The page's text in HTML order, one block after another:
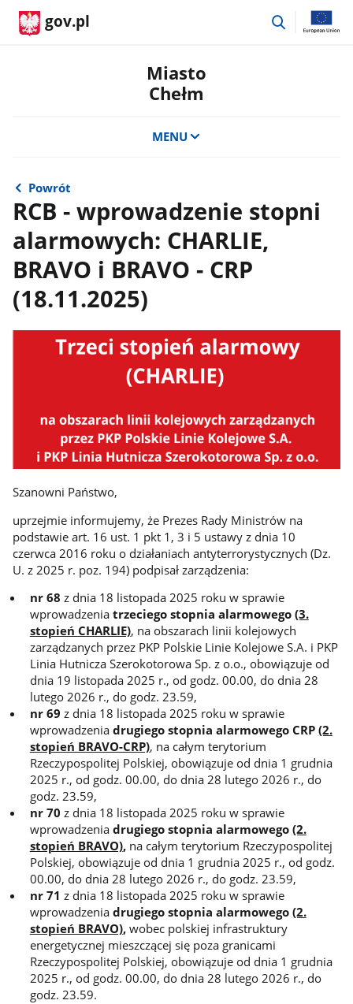
gov.pl
przejdź
Miasto
Chełm
MENU
Powrót
RCB - wprowadzenie stopni
alarmowych: CHARLIE,
BRAVO i BRAVO - CRP
(18.11.2025)
Szanowni Państwo,
uprzejmie informujemy, że Prezes Rady Ministrów na
podstawie art. 16 ust. 1 pkt 1, 3 i 5 ustawy z dnia 10
czerwca 2016 roku o działaniach antyterrorystycznych (Dz.
U. z 2025 r. poz. 194) podpisał zarządzenia:
nr 68 z dnia 18 listopada 2025 roku w sprawie
wprowadzenia trzeciego stopnia alarmowego (3.
stopień CHARLIE), na obszarach linii kolejowych
zarządzanych przez PKP Polskie Linie Kolejowe S.A. i PKP
Linia Hutnicza Szerokotorowa Sp. z o.o., obowiązuje od
dnia 19 listopada 2025 r., od godz. 00.00, do dnia 28
lutego 2026 r., do godz. 23.59,
nr 69 z dnia 18 listopada 2025 roku w sprawie
wprowadzenia drugiego stopnia alarmowego CRP (2.
stopień BRAVO-CRP), na całym terytorium
Rzeczypospolitej Polskiej, obowiązuje od dnia 1 grudnia
2025 r., od godz. 00.00, do dnia 28 lutego 2026 r., do
godz. 23.59,
nr 70 z dnia 18 listopada 2025 roku w sprawie
wprowadzenia drugiego stopnia alarmowego (2.
stopień BRAVO),na całym terytorium Rzeczypospolitej
Polskiej, obowiązuje od dnia 1 grudnia 2025 r., od godz.
00.00, do dnia 28 lutego 2026 r., do godz. 23.59,
nr 71 z dnia 18 listopada 2025 roku w sprawie
wprowadzenia drugiego stopnia alarmowego (2.
stopień BRAVO),wobec polskiej infrastruktury
energetycznej mieszczącej się poza granicami
Rzeczypospolitej Polskiej, obowiązuje od dnia 1 grudnia
2025 r., od godz. 00.00, do dnia 28 lutego 2026 r., do
godz. 23.59.